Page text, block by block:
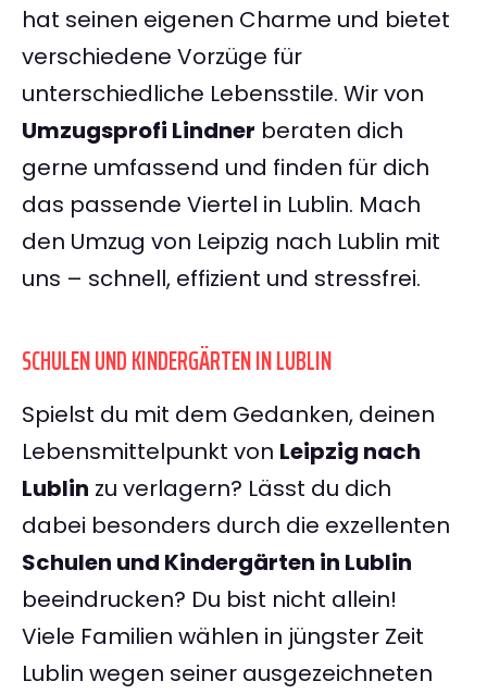
hat seinen eigenen Charme und bietet
verschiedene Vorzüge für
unterschiedliche Lebensstile. Wir von
Umzugsprofi Lindner beraten dich
gerne umfassend und finden für dich
das passende Viertel in Lublin. Mach
den Umzug von Leipzig nach Lublin mit
uns – schnell, effizient und stressfrei.
SCHULEN UND KINDERGÄRTEN IN LUBLIN
Spielst du mit dem Gedanken, deinen
Lebensmittelpunkt von Leipzig nach
Lublin zu verlagern? Lässt du dich
dabei besonders durch die exzellenten
Schulen und Kindergärten in Lublin
beeindrucken? Du bist nicht allein!
Viele Familien wählen in jüngster Zeit
Lublin wegen seiner ausgezeichneten